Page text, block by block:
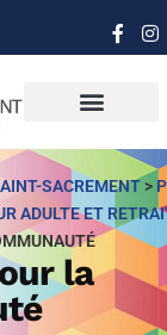
la
SACREMENT >
ADULTE ET